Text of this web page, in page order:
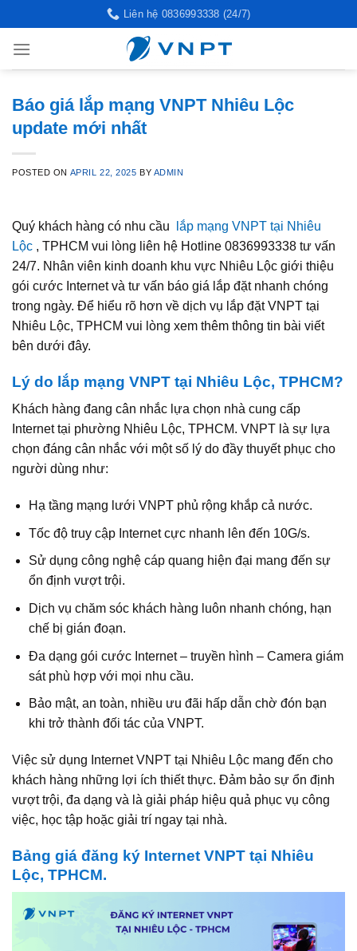
to
content
Liên hệ 0836993338 (24/7)
Báo giá lắp mạng VNPT Nhiêu Lộc
update mới nhất
POSTED ON APRIL 22, 2025 BY ADMIN
Quý khách hàng có nhu cầu
lắp mạng VNPT tại Nhiêu
Lộc , TPHCM vui lòng liên hệ Hotline 0836993338 tư vấn
24/7. Nhân viên kinh doanh khu vực Nhiêu Lộc giới thiệu
gói cước Internet và tư vấn báo giá lắp đặt nhanh chóng
trong ngày. Để hiểu rõ hơn về dịch vụ lắp đặt VNPT tại
Nhiêu Lộc, TPHCM vui lòng xem thêm thông tin bài viết
bên dưới đây.
Lý do lắp mạng VNPT tại Nhiêu Lộc, TPHCM?
Khách hàng đang cân nhắc lựa chọn nhà cung cấp
Internet tại phường Nhiêu Lộc, TPHCM. VNPT là sự lựa
chọn đáng cân nhắc với một số lý do đầy thuyết phục cho
người dùng như:
Hạ tầng mạng lưới VNPT phủ rộng khắp cả nước.
Tốc độ truy cập Internet cực nhanh lên đến 10G/s.
Sử dụng công nghệ cáp quang hiện đại mang đến sự
ổn định vượt trội.
Dịch vụ chăm sóc khách hàng luôn nhanh chóng, hạn
chế bị gián đoạn.
Đa dạng gói cước Internet – truyền hình – Camera giám
sát phù hợp với mọi nhu cầu.
Bảo mật, an toàn, nhiều ưu đãi hấp dẫn chờ đón bạn
khi trở thành đối tác của VNPT.
Việc sử dụng Internet VNPT tại Nhiêu Lộc mang đến cho
khách hàng những lợi ích thiết thực. Đảm bảo sự ổn định
vượt trội, đa dạng và là giải pháp hiệu quả phục vụ công
việc, học tập hoặc giải trí ngay tại nhà.
Bảng giá đăng ký Internet VNPT tại Nhiêu
Lộc, TPHCM.